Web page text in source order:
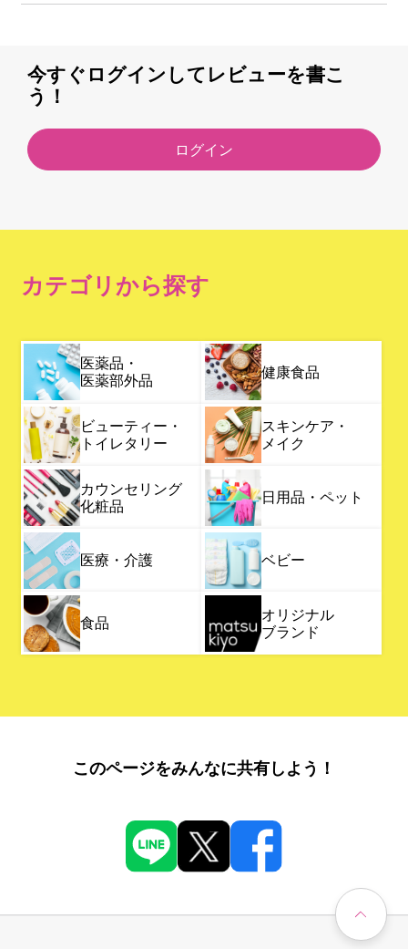
今すぐログインしてレビューを書こ
う！
ログイン
カテゴリから探す
医薬品・
医薬部外品
健康食品
ビューティー・
トイレタリー
スキンケア・
メイク
カウンセリング
化粧品
日用品・ペット
医療・介護 ベビー
食品
オリジナル
ブランド
このページをみんなに共有しよう！